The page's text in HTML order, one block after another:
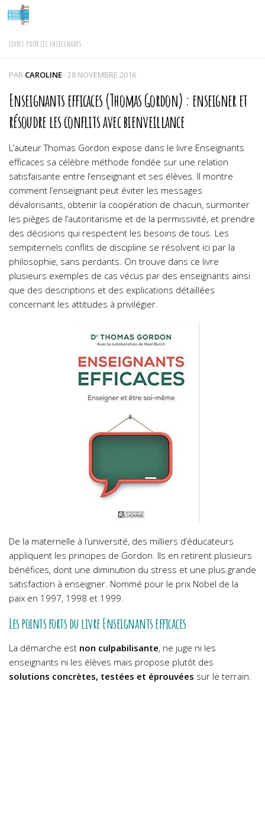
Skip to content
LIVRES POUR LES ENSEIGNANTS
PAR CAROLINE · 28 NOVEMBRE 2016
Enseignants efficaces (Thomas Gordon) : enseigner et
résoudre les conflits avec bienveillance
L’auteur Thomas Gordon expose dans le livre Enseignants
efficaces sa célèbre méthode fondée sur une relation
satisfaisante entre l’enseignant et ses élèves. Il montre
comment l’enseignant peut éviter les messages
dévalorisants, obtenir la coopération de chacun, surmonter
les pièges de l’autoritarisme et de la permissivité, et prendre
des décisions qui respectent les besoins de tous. Les
sempiternels conflits de discipline se résolvent ici par la
philosophie, sans perdants. On trouve dans ce livre
plusieurs exemples de cas vécus par des enseignants ainsi
que des descriptions et des explications détaillées
concernant les attitudes à privilégier.
De la maternelle à l’université, des milliers d’éducateurs
appliquent les principes de Gordon. Ils en retirent plusieurs
bénéfices, dont une diminution du stress et une plus grande
satisfaction à enseigner. Nommé pour le prix Nobel de la
paix en 1997, 1998 et 1999.
Les points forts du livre Enseignants efficaces
La démarche est non culpabilisante, ne juge ni les
enseignants ni les élèves mais propose plutôt des
solutions concrètes, testées et éprouvées sur le terrain.